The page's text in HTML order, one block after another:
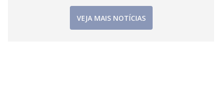
VEJA MAIS NOTÍCIAS